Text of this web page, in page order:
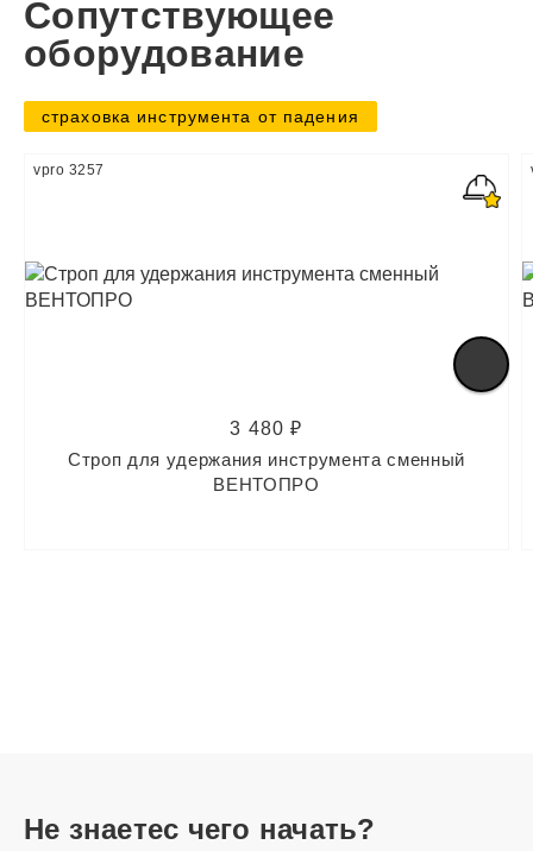
Сопутствующее
оборудование
страховка инструмента от падения
vpro 3257
3 480 ₽
Строп для удержания инструмента сменный
ВЕНТОПРО
Не знаетес чего начать?